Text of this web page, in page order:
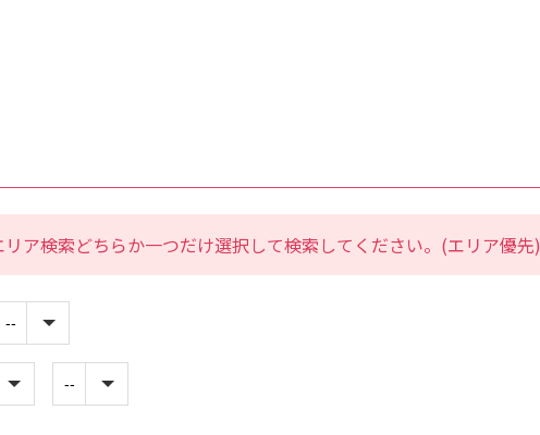
ア検索どちらか一つだけ選択して検索してください。(エリア優先)